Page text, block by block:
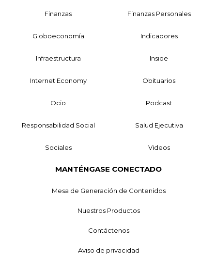
Finanzas Finanzas Personales
Globoeconomía Indicadores
Infraestructura Inside
Internet Economy Obituarios
Ocio Podcast
Responsabilidad Social Salud Ejecutiva
Sociales Videos
MANTÉNGASE CONECTADO
Mesa de Generación de Contenidos
Nuestros Productos
Contáctenos
Aviso de privacidad